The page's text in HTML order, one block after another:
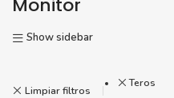
Monitor
Show sidebar
Limpiar filtros
Teros